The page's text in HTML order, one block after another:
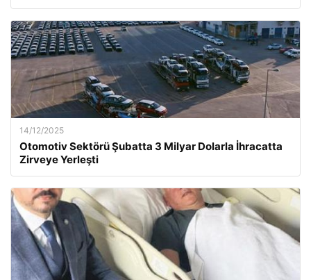
14/12/2025
Otomotiv Sektörü Şubatta 3 Milyar Dolarla İhracatta
Zirveye Yerleşti